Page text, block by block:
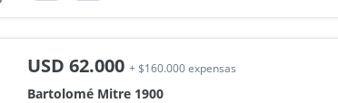
USD 62.000 + $160.000 expensas
Bartolomé Mitre 1900